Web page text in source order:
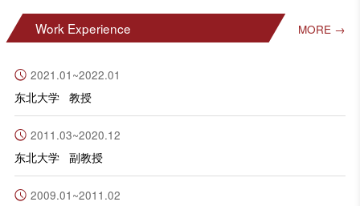
Work Experience MORE →
2021.01~2022.01
东北大学 教授
2011.03~2020.12
东北大学 副教授
2009.01~2011.02